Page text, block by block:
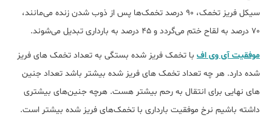
سیکل فریز تخمک، 90 درصد تخمک‌ها پس از ذوب شدن زنده می‌مانند،
70 درصد به لقاح ختم می‌گردد و 45 درصد به بارداری تبدیل می‌شوند.
موفقیت آی وی اف با تخمک فریز شده بستگی به تعداد تخمک های فریز
شده دارد. هر چه تعداد تخمک های فریز شده بیشتر باشد تعداد جنین
های نهایی برای انتقال به رحم بیشتر هست. هرچه جنین‌های بیشتری
داشته باشیم نرخ موفقیت بارداری با تخمک‌های فریز شده بیشتر است.